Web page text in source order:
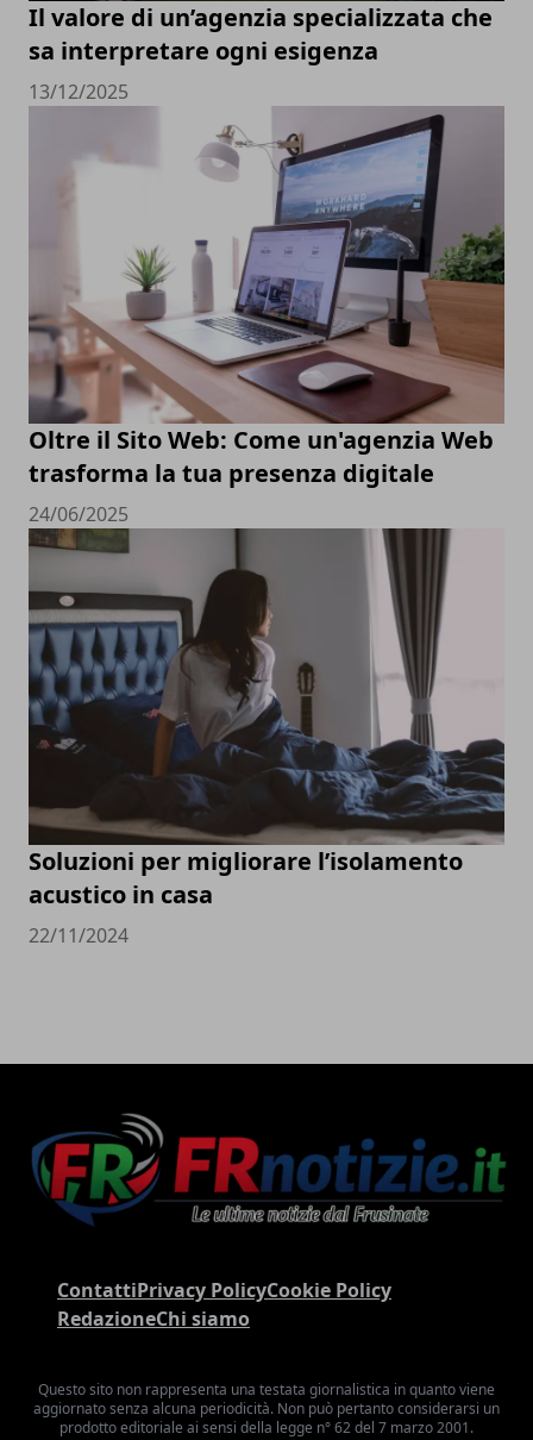
Il valore di un’agenzia specializzata che
sa interpretare ogni esigenza
13/12/2025
Oltre il Sito Web: Come un'agenzia Web
trasforma la tua presenza digitale
24/06/2025
Soluzioni per migliorare l’isolamento
acustico in casa
22/11/2024
ContattiPrivacy PolicyCookie Policy
RedazioneChi siamo
Questo sito non rappresenta una testata giornalistica in quanto viene
aggiornato senza alcuna periodicità. Non può pertanto considerarsi un
prodotto editoriale ai sensi della legge n° 62 del 7 marzo 2001.